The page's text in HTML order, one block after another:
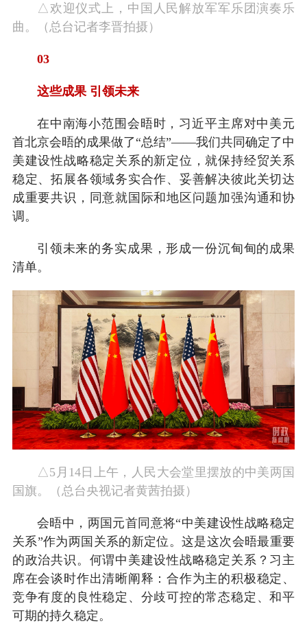
△欢迎仪式上，中国人民解放军军乐团演奏乐
曲。（总台记者李晋拍摄）
03
这些成果 引领未来
在中南海小范围会晤时，习近平主席对中美元
首北京会晤的成果做了“总结”——我们共同确定了中
美建设性战略稳定关系的新定位，就保持经贸关系
稳定、拓展各领域务实合作、妥善解决彼此关切达
成重要共识，同意就国际和地区问题加强沟通和协
调。
引领未来的务实成果，形成一份沉甸甸的成果
清单。
△5月14日上午，人民大会堂里摆放的中美两国
国旗。（总台央视记者黄茜拍摄）
会晤中，两国元首同意将“中美建设性战略稳定
关系”作为两国关系的新定位。这是这次会晤最重要
的政治共识。何谓中美建设性战略稳定关系？习主
席在会谈时作出清晰阐释：合作为主的积极稳定、
竞争有度的良性稳定、分歧可控的常态稳定、和平
可期的持久稳定。